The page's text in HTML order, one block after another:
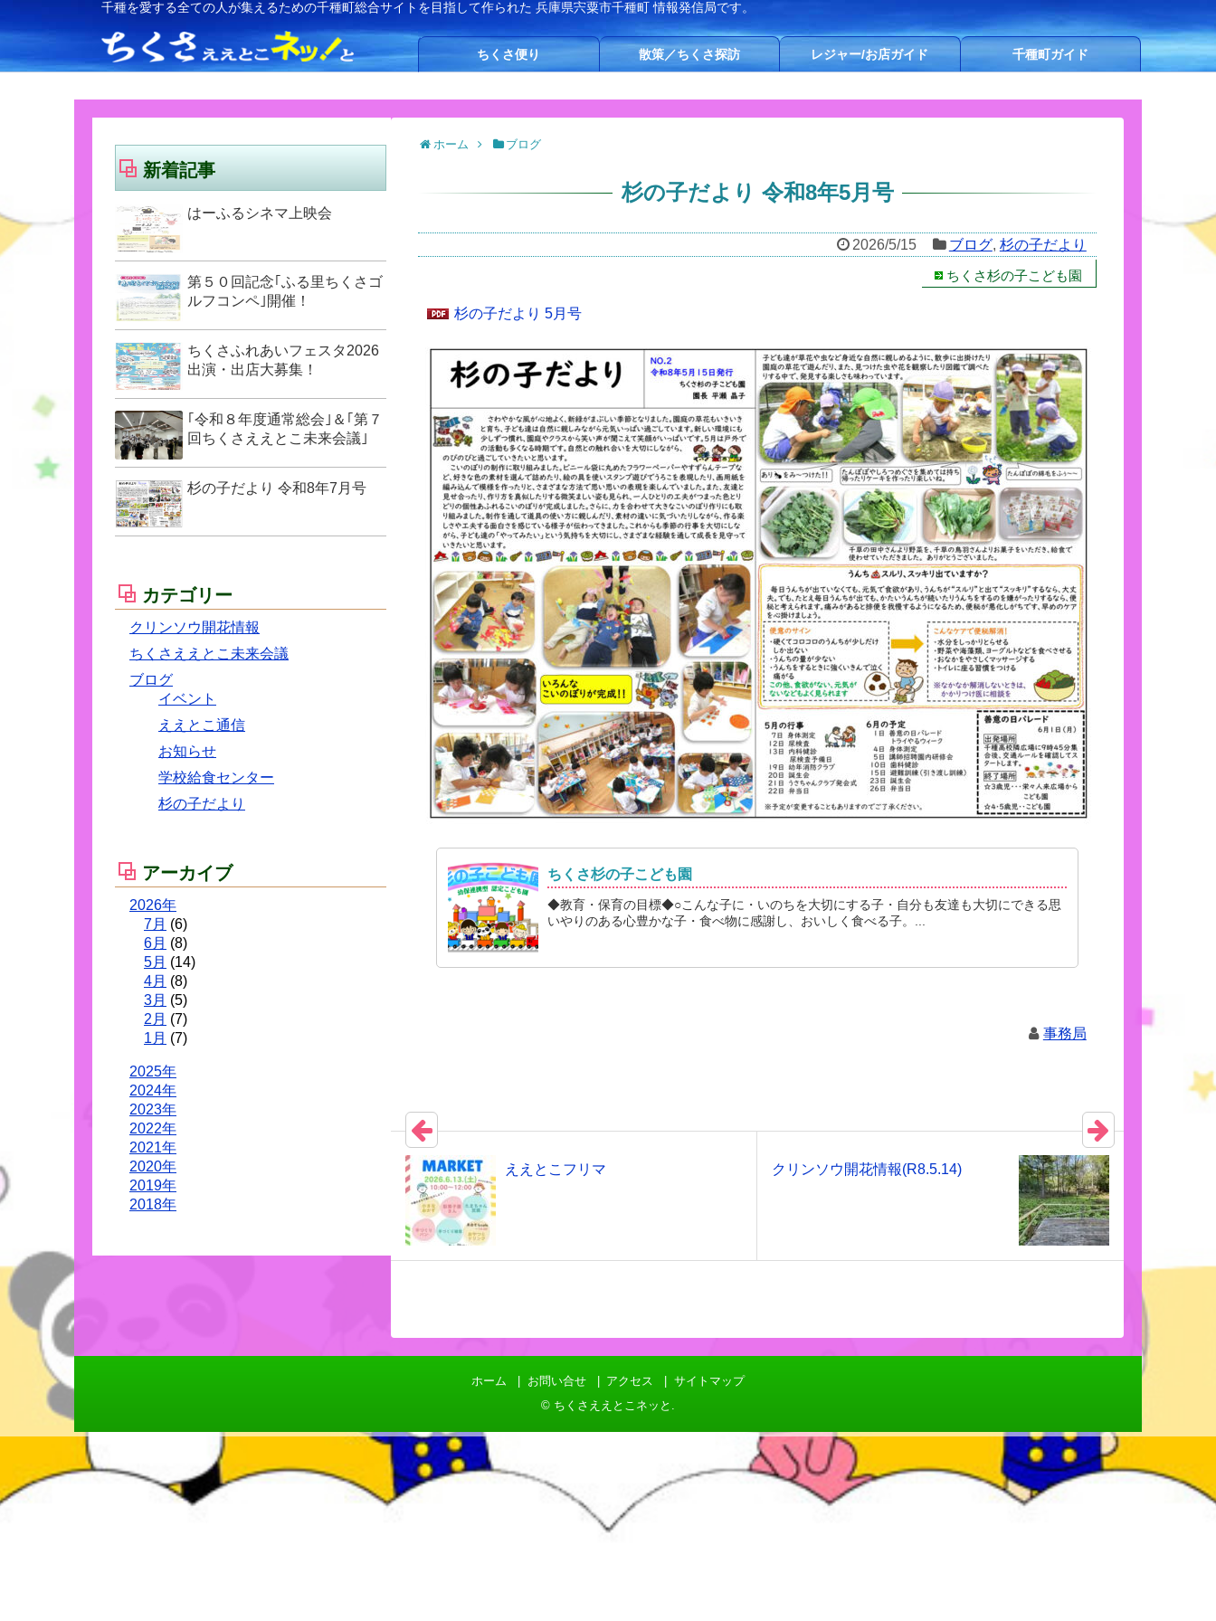
千種を愛する全ての人が集えるための千種町総合サイトを目指して作られた 兵庫県宍粟市千種町 情報発信局です。
ちくさ便り 散策／ちくさ探訪 レジャー/お店ガイド 千種町ガイド
ホーム ブログ
杉の子だより 令和8年5月号
2026/5/15 ブログ, 杉の子だより
ちくさ杉の子こども園
杉の子だより 5月号
ちくさ杉の子こども園
◆教育・保育の目標◆○こんな子に・いのちを大切にする子・自分も友達も大切にできる思
いやりのある心豊かな子・食べ物に感謝し、おいしく食べる子。...
事務局
ええとこフリマ クリンソウ開花情報(R8.5.14)
新着記事
はーふるシネマ上映会
第５０回記念｢ふる里ちくさゴ
ルフコンペ｣開催！
ちくさふれあいフェスタ2026
出演・出店大募集！
｢令和８年度通常総会｣＆｢第７
回ちくさええとこ未来会議｣
杉の子だより 令和8年7月号
カテゴリー
クリンソウ開花情報
ちくさええとこ未来会議
ブログ
イベント
ええとこ通信
お知らせ
学校給食センター
杉の子だより
アーカイブ
2026年
7月 (6)
6月 (8)
5月 (14)
4月 (8)
3月 (5)
2月 (7)
1月 (7)
2025年
2024年
2023年
2022年
2021年
2020年
2019年
2018年
ホーム お問い合せ アクセス
サイトマップ
© ちくさええとこネッと .